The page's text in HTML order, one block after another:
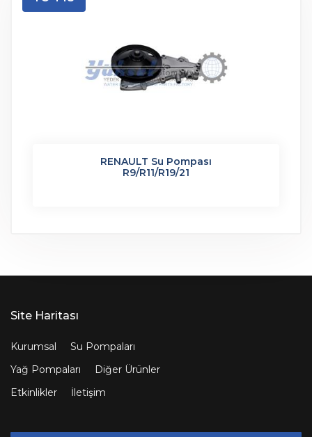
RENAULT Su Pompası
R9/R11/R19/21
Site Haritası
Kurumsal
Su Pompaları
Yağ Pompaları
Diğer Ürünler
Etkinlikler
İletişim